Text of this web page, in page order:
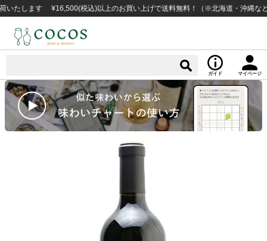
ます ¥16,500(税込)以上のお買い上げで送料無料！（※北海道・沖縄など一部
ガイド マイページ